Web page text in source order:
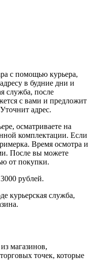
с помощью курьера,
в будние дни и
служба, после
с вами и предложит
адрес.
осматриваете на
комплектации. Если
Время осмотра и
После вы можете
от покупки.
рублей.
курьерская служба,
магазинов,
точек, которые